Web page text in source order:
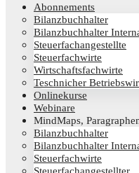
Abon­ne­ments
Bilanz­buch­hal­ter
Bilanz­buch­hal­ter
Steu­er­fach­an­ge­stell­te
Steu­er­fach­wir­te
Wirt­schafts­fach­wir­te
Teschni­cher
Online­kur­se
Web­i­na­re
Mind­Maps,
Bilanz­buch­hal­ter
Bilanz­buch­hal­ter
Steu­er­fach­wir­te
Steu­er­fach­an­ge­stell­ter